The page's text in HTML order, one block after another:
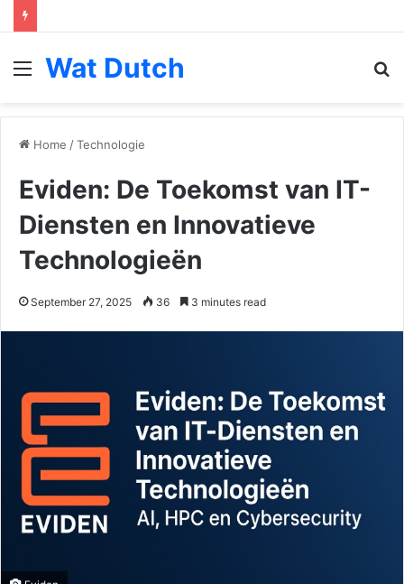
Menu
Wat Dutch
Home /Technologie
Eviden: De Toekomst van IT-
Diensten en Innovatieve
Technologieën
September 27, 2025 36 3 minutes read